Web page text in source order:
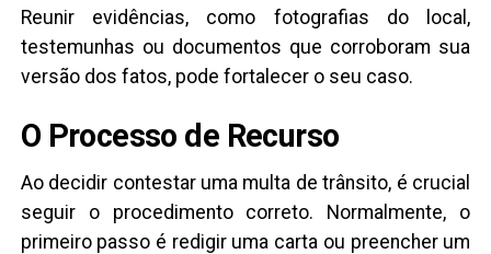
Reunir evidências, como fotografias do local,
testemunhas ou documentos que corroboram sua
versão dos fatos, pode fortalecer o seu caso.
O Processo de Recurso
Ao decidir contestar uma multa de trânsito, é crucial
seguir o procedimento correto. Normalmente, o
primeiro passo é redigir uma carta ou preencher um